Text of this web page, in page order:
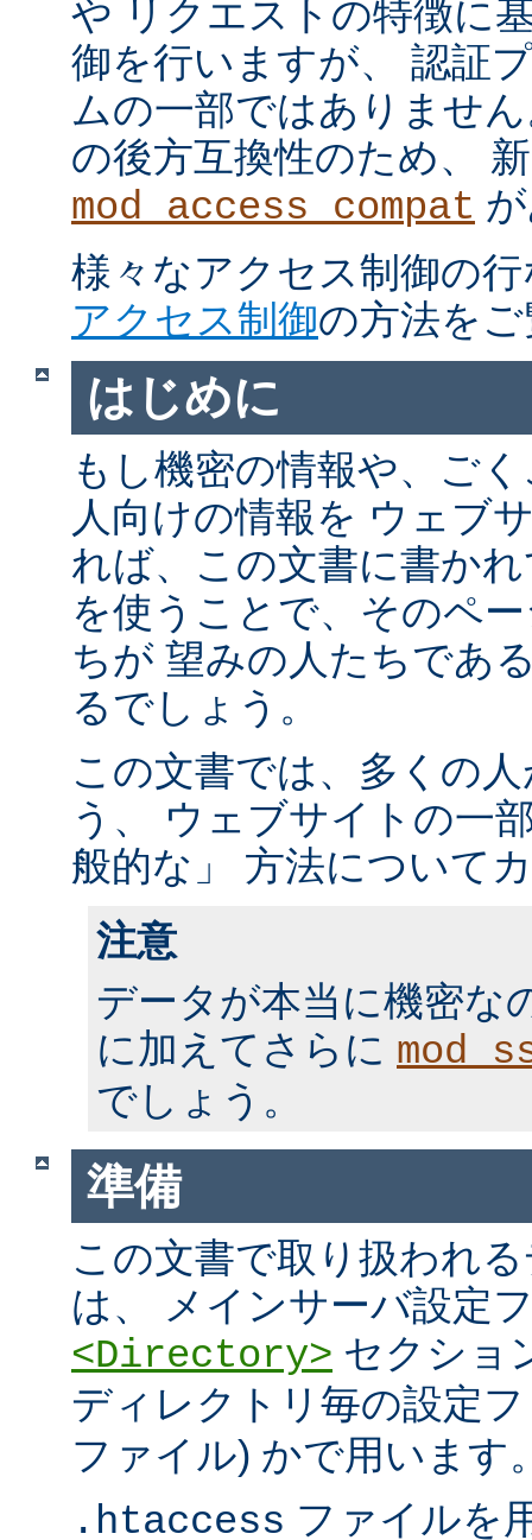
や リクエストの特徴に
御を行いますが、 認証
ムの一部ではありませ
の後方互換性のため、
mod_access_compat
様々なアクセス制御の
アクセス制御の方法を
はじめに
もし機密の情報や、ご
人向けの情報を ウェブ
れば、この文書に書か
を使うことで、そのペ
ちが 望みの人たちであ
るでしょう。
この文書では、多くの
う、 ウェブサイトの一
般的な」 方法について
注意
データが本当に機密な
に加えてさらに
でしょう。
準備
この文書で取り扱われ
は、 メインサーバ設定
<Directory> セクショ
ディレクトリ毎の設定
ファイル) かで用います
.htaccess ファイルを